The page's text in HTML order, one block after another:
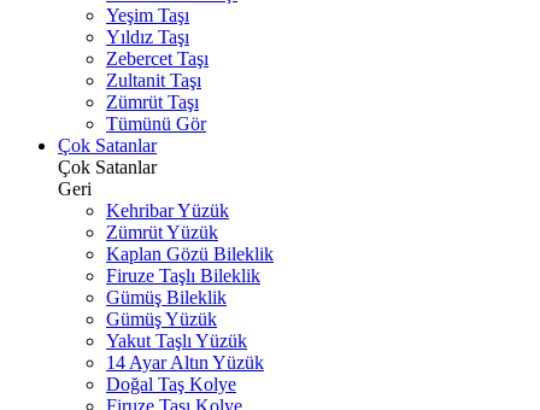
Yeşim Taşı
Yıldız Taşı
Zebercet Taşı
Zultanit Taşı
Zümrüt Taşı
Tümünü Gör
Çok Satanlar
Çok Satanlar
Geri
Kehribar Yüzük
Zümrüt Yüzük
Kaplan Gözü Bileklik
Firuze Taşlı Bileklik
Gümüş Bileklik
Gümüş Yüzük
Yakut Taşlı Yüzük
14 Ayar Altın Yüzük
Doğal Taş Kolye
Firuze Taşı Kolye